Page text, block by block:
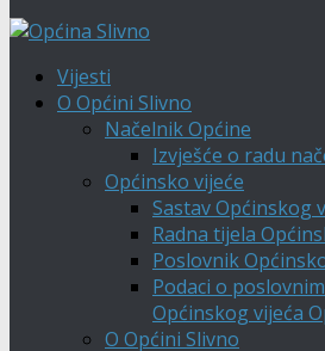
Vijesti
O Općini Slivno
Načelnik Općine
Izvješće o radu
Općinsko vijeće
Sastav Općinskog
Radna tijela
Poslovnik
Podaci o
Općinskog vijeća
O Općini Slivno